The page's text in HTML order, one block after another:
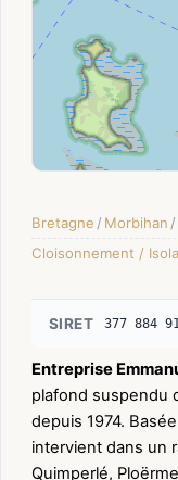
Bretagne / Morbihan /
Cloisonnement /
SIRET 377 884
Entreprise
plafond suspendu
depuis 1974.
intervient dans un
Quimperlé,